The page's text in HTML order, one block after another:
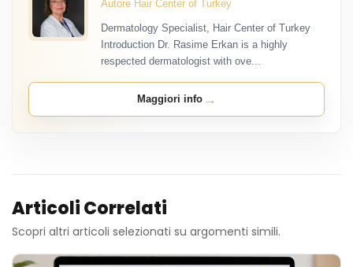
Autore Hair Center of Turkey
Dermatology Specialist, Hair Center of Turkey
Introduction Dr. Rasime Erkan is a highly
respected dermatologist with ove...
Maggiori info→
Articoli Correlati
Scopri altri articoli selezionati su argomenti simili.